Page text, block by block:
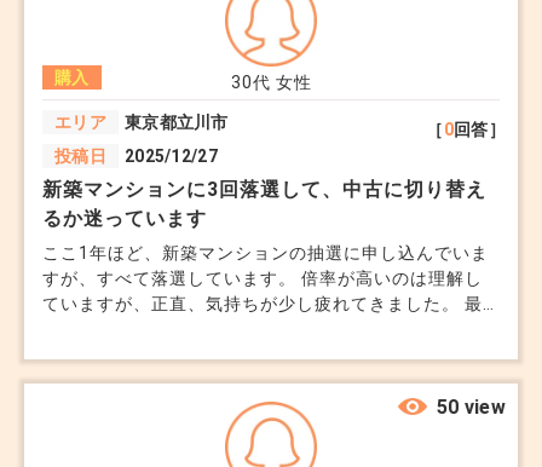
昇傾向にあり、返済計画に影響がないか懸念していま
安があります。初めての不動産購入なので、見落としが
ないか心配です。 安心して契約を進められるアドバイ
スをいただけると幸いです。
30代 女性
購入
エリア
東京都立川市
投稿日
2025/12/27
［0回答］
新築マンションに3回落選して、中古に切り替え
るか迷っています
ここ1年ほど、新築マンションの抽選に申し込んでいま
すが、すべて落選しています。 倍率が高いのは理解し
ていますが、正直、気持ちが少し疲れてきました。 最
ってきました。 価格を見ると、新築との差が思ったほ
どない物件もあり、余計に迷っています。 立地も考え
ると、中古でも充分かなと思い始めています。 ただど
うしても新築が良かったので残念です。当選しやすい条
50 view